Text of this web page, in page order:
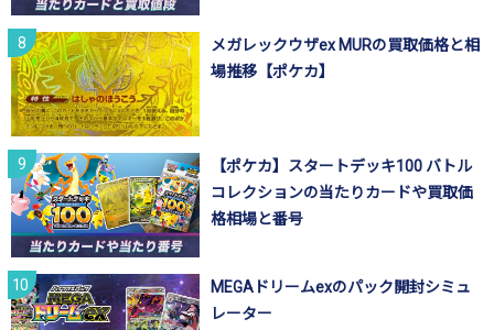
メガレックウザex MURの買取価格と相
場推移【ポケカ】
【ポケカ】スタートデッキ100 バトル
コレクションの当たりカードや買取価
格相場と番号
MEGAドリームexのパック開封シミュ
レーター